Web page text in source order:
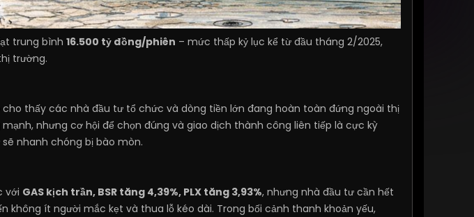
trung bình 16.500 tỷ đồng/phiên – mức thấp kỷ lục kể từ đầu tháng 2/2025,
trường.
thấy các nhà đầu tư tổ chức và dòng tiền lớn đang hoàn toàn đứng ngoài thị
nhưng cơ hội để chọn đúng và giao dịch thành công liên tiếp là cực kỳ
nhanh chóng bị bào mòn.
với GAS kịch trần, BSR tăng 4,39%, PLX tăng 3,93%, nhưng nhà đầu tư cần hết
không ít người mắc kẹt và thua lỗ kéo dài. Trong bối cảnh thanh khoản yếu,